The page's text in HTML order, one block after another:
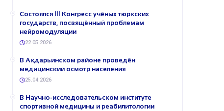
Состоялся III Конгресс учёных тюркских
государств, посвящённый проблемам
нейромодуляции
22.05.2026
В Акдарьинском районе проведён
медицинский осмотр населения
25.04.2026
В Научно-исследовательском институте
спортивной медицины и реабилитологии